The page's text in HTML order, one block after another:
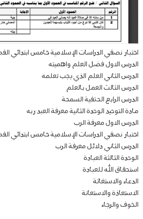
اختبار نصفي الدراسات الإسلامية خامس ابتدائي
الدرس الاول فضل العلم واهميته
الدرس الثاني العلم الذي يجب تعلمه
الدرس الثالث العمل بالعلم
الدرس الرابع الحنفية السمحة
مادة التوحيد الوحدة الثانية معرفة العبد ربه
الدرس الاول معرفة الرب
اختبار نصفي الدراسات الإسلامية خامس ابتدائي
الدرس الثاني دلائل معرفة الرب
الوحدة الثالثة العبادة
استحقاق الله للعبادة
الدعاء والاستغاثة
الاستعاذة والاستعانة
الخوف والرجاء